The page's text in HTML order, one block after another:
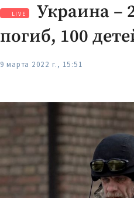
LIVE
Украина –
погиб, 100
9 марта 2022 г., 15:51